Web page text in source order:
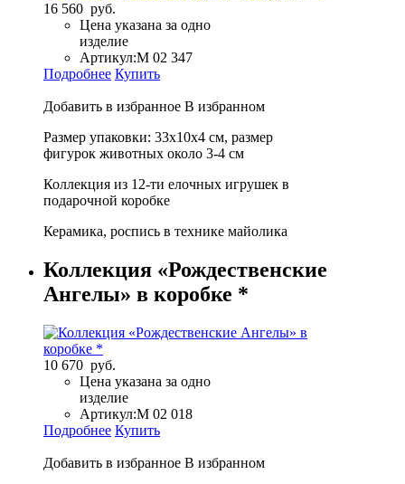
16 560 руб.
Цена указана за одно
изделие
Артикул:М 02 347
Подробнее Купить
Добавить в избранное В избранном
Размер упаковки: 33х10х4 см, размер
фигурок животных около 3-4 см
Коллекция из 12-ти елочных игрушек в
подарочной коробке
Керамика, роспись в технике майолика
Коллекция «Рождественские
Ангелы» в коробке *
10 670 руб.
Цена указана за одно
изделие
Артикул:М 02 018
Подробнее Купить
Добавить в избранное В избранном